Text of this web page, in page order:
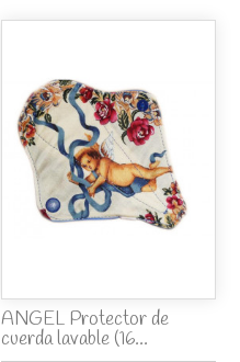
ANGEL Protector de
cuerda lavable (16...